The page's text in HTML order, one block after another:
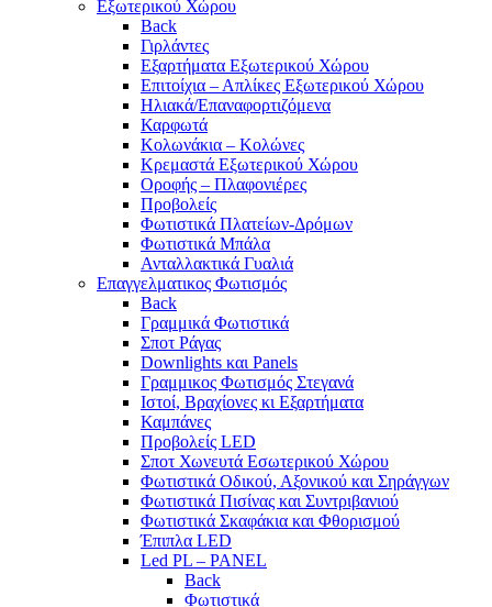
Εξωτερικού Χώρου
Back
Γιρλάντες
Εξαρτήματα Εξωτερικού Χώρου
Επιτοίχια – Απλίκες Εξωτερικού Χώρου
Ηλιακά/Επαναφορτιζόμενα
Καρφωτά
Κολωνάκια – Κολώνες
Κρεμαστά Εξωτερικού Χώρου
Οροφής – Πλαφονιέρες
Προβολείς
Φωτιστικά Πλατείων-Δρόμων
Φωτιστικά Μπάλα
Ανταλλακτικά Γυαλιά
Επαγγελματικος Φωτισμός
Back
Γραμμικά Φωτιστικά
Σποτ Ράγας
Downlights και Panels
Γραμμικος Φωτισμός Στεγανά
Ιστοί, Βραχίονες κι Εξαρτήματα
Καμπάνες
Προβολείς LED
Σποτ Χωνευτά Εσωτερικού Χώρου
Φωτιστικά Οδικού, Αξονικού και Σηράγγων
Φωτιστικά Πισίνας και Συντριβανιού
Φωτιστικά Σκαφάκια και Φθορισμού
Έπιπλα LED
Led PL – PANEL
Back
Φωτιστικά